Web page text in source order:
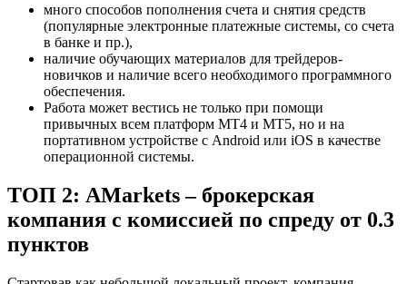
много способов пополнения счета и снятия средств
(популярные электронные платежные системы, со счета
в банке и пр.),
наличие обучающих материалов для трейдеров-
новичков и наличие всего необходимого программного
обеспечения.
Работа может вестись не только при помощи
привычных всем платформ МТ4 и МТ5, но и на
портативном устройстве с Android или iOS в качестве
операционной системы.
ТОП 2: AMarkets – брокерская
компания с комиссией по спреду от 0.3
пунктов